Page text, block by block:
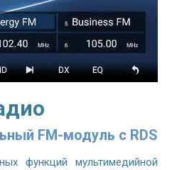
FM-модуль с RDS
функций мультимедийной